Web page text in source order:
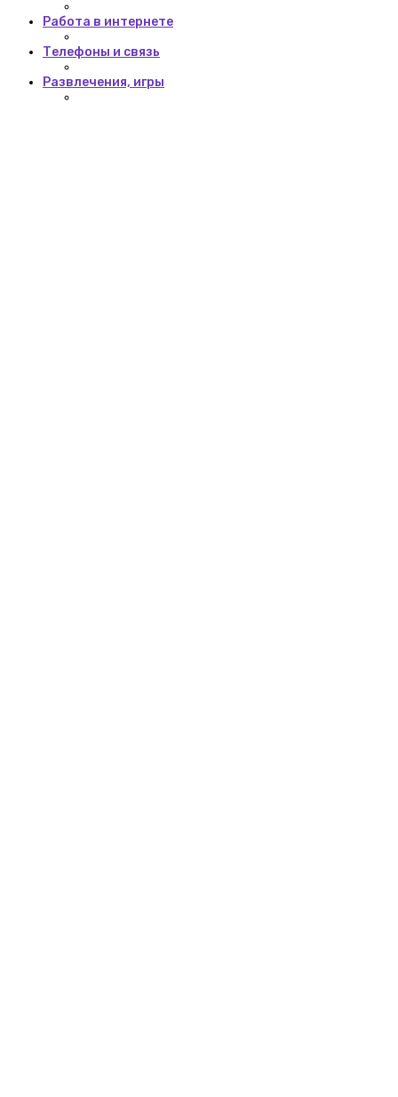
Работа в интернете
Телефоны и связь
Развлечения, игры